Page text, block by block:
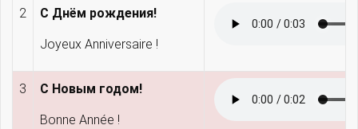
2 С Днём рождения!
Joyeux Anniversaire !
3 С Новым годом!
Bonne Année !